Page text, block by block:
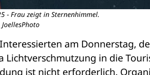
- Frau zeigt in Sternenhimmel.
am Donnerstag,
Lichtverschmutzung in die
ist nicht erforderlich.